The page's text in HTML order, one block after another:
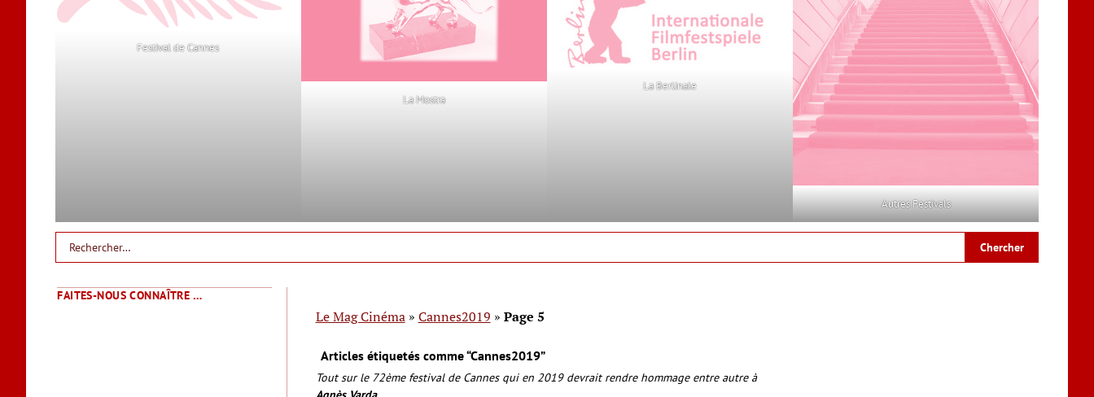
Festival de Cannes
La Mostra
La Berlinale
Autres Festivals
FAITES-NOUS CONNAÎTRE …
Le Mag Cinéma» Cannes2019 » Page 5
Articles étiquetés comme “Cannes2019”
Tout sur le 72ème festival de Cannes qui en 2019 devrait rendre hommage entre autre à